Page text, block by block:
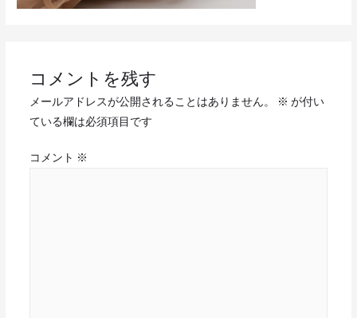
コメントを残す
メールアドレスが公開されることはありません。 ※ が付い
ている欄は必須項目です
コメント ※